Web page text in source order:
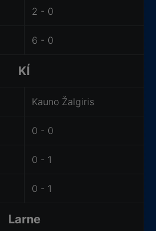
2 - 0
6 - 0
KÍ
Kauno Žalgiris
0 - 0
0 - 1
0 - 1
Larne